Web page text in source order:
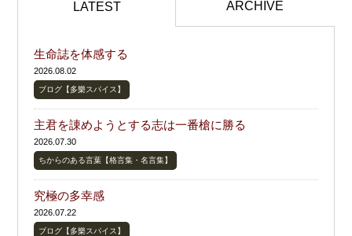
LATEST ARCHIVE
生命誌を体感する
2026.08.02
ブログ【多樂スパイス】
主君を諌めようとする志は一番槍に勝る
2026.07.30
ちからのある言葉【格言集・名言集】
究極の多幸感
2026.07.22
ブログ【多樂スパイス】